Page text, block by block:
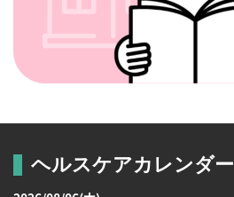
ヘルスケアカレンダー